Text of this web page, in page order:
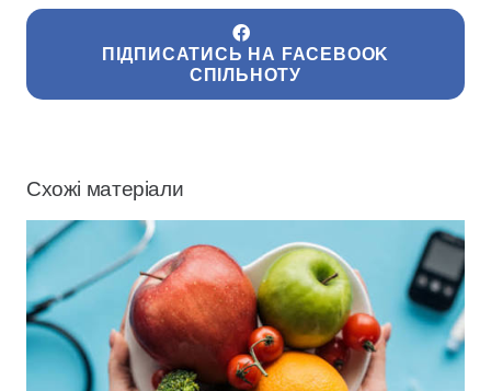
ПІДПИСАТИСЬ НА FACEBOOK
СПІЛЬНОТУ
Схожі матеріали